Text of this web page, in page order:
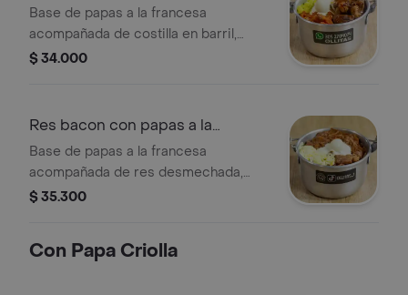
francesa
Base de papas a la francesa
acompañada de costilla en barril,
guacamole, hogao, sour cream y
$ 34.000
Res bacon con papas a la
francesa
Base de papas a la francesa
acompañada de res desmechada,
tocineta caramelizada, sour cream,
$ 35.300
Con Papa Criolla